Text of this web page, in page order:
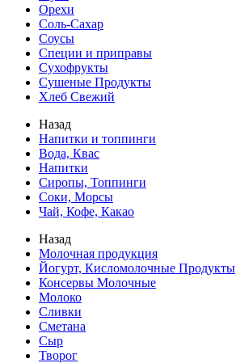
Орехи
Соль-Сахар
Соусы
Специи и приправы
Сухофрукты
Сушеные Продукты
Хлеб Свежий
Назад
Напитки и топпинги
Вода, Квас
Напитки
Сиропы, Топпинги
Соки, Морсы
Чай, Кофе, Какао
Назад
Молочная продукция
Йогурт, Кисломолочные Продукты
Консервы Молочные
Молоко
Сливки
Сметана
Сыр
Творог